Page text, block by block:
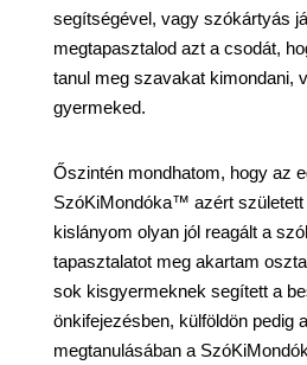
segítségével, vagy szókártyás
megtapasztalod azt a csodát,
tanul meg szavakat kimondani,
gyermeked.
Őszintén mondhatom, hogy az
SzóKiMondóka™ azért született
kislányom olyan jól reagált a
tapasztalatot meg akartam
sok kisgyermeknek segített a
önkifejezésben, külföldön pedig
megtanulásában a